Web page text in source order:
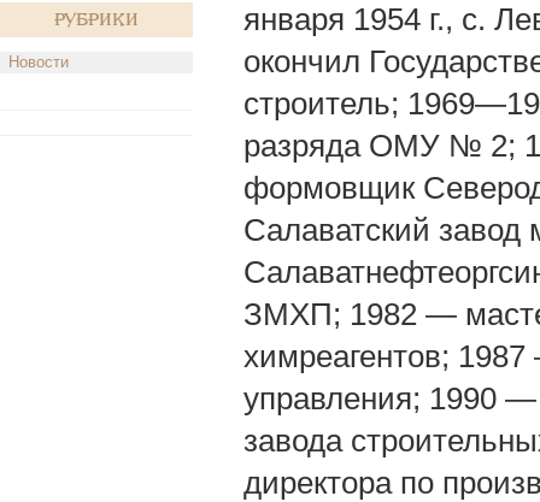
Рубрики
Новости
января 1954 г., с.
окончил
строитель;
разряда ОМУ № 2;
формовщик
Салаватский завод
ЗМХП; 1982 —
химреагентов;
управления; 1990
завода
директора по